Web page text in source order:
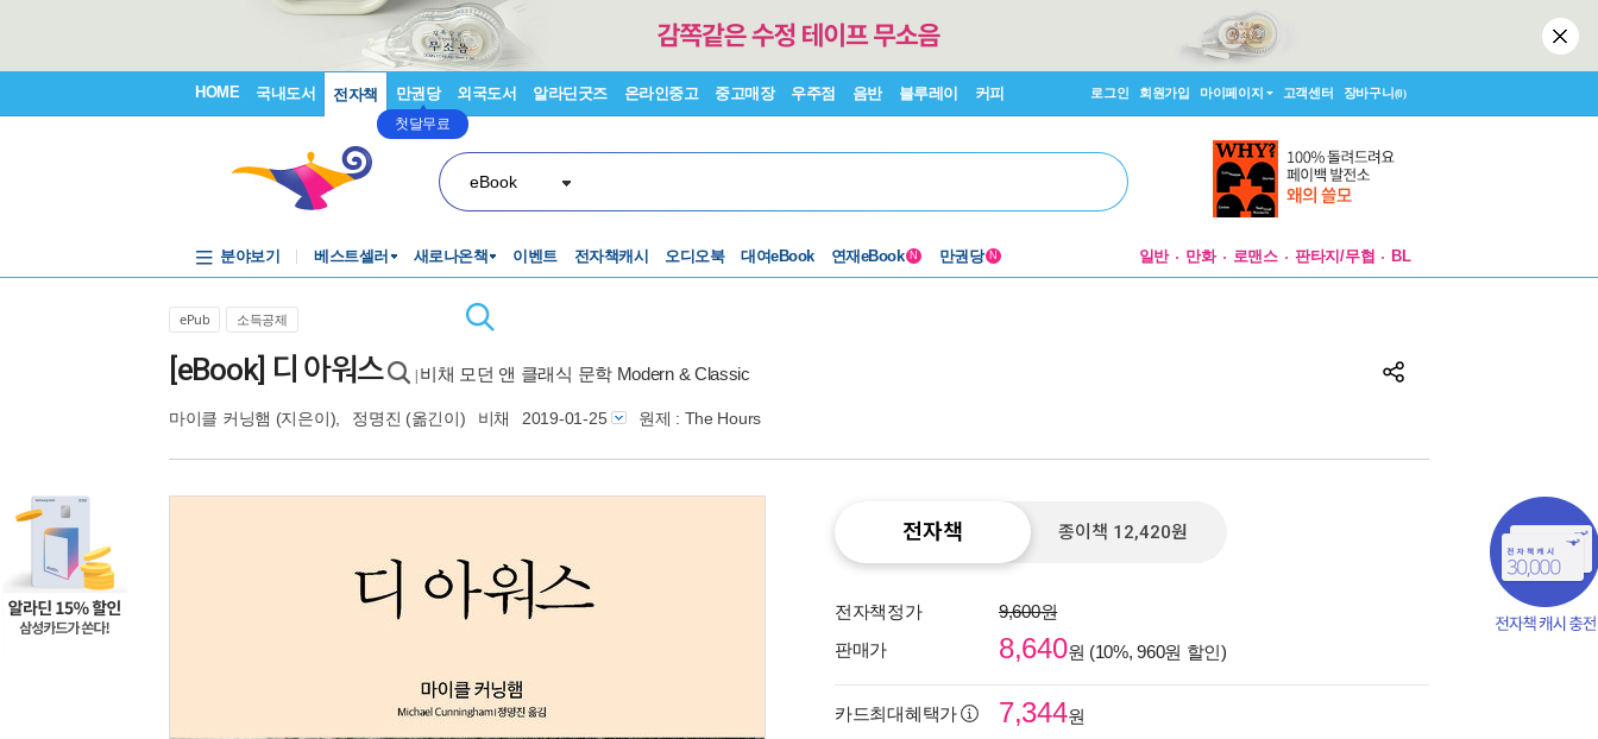
HOME 국내도서 전자책 만권당
첫달무료
외국도서 알라딘굿즈 온라인중고 중고매장 우주점 음반 블루레이 커피 로그인 회원가입 마이페이지 고객센터 장바구니(0)
eBook
분야보기 베스트셀러 새로나온책 이벤트 전자책캐시 오디오북 대여eBook 연재eBook N 만권당 N 일반 만화 로맨스 판타지/무협 BL
ePub 소득공제
[eBook] 디 아워스 비채 모던 앤 클래식 문학 Modern & Classic
마이클 커닝햄 (지은이), 정명진 (옮긴이) 비채 2019-01-25 원제 : The Hours
전자책 종이책 12,420원
전자책정가
9,600원
판매가
8,640원 (10%, 960원 할인)
카드최대혜택가 7,344원